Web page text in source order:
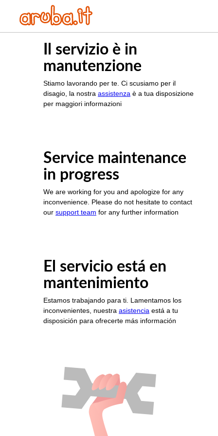
Il servizio è in
manutenzione
Stiamo lavorando per te. Ci scusiamo per il
disagio, la nostra assistenza è a tua disposizione
per maggiori informazioni
Service maintenance
in progress
We are working for you and apologize for any
inconvenience. Please do not hesitate to contact
our support team for any further information
El servicio está en
mantenimiento
Estamos trabajando para ti. Lamentamos los
inconvenientes, nuestra asistencia está a tu
disposición para ofrecerte más información